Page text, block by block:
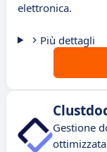
elettronica.
Più dettagli
Gestione